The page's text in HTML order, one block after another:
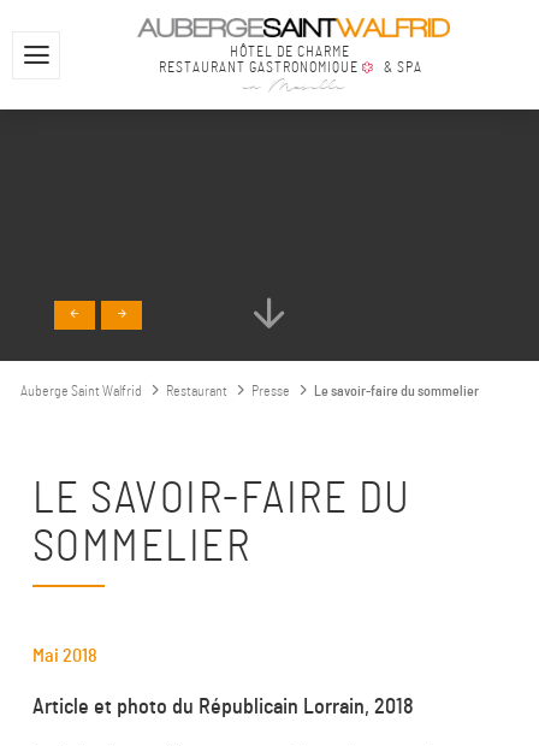
HÔTEL DE CHARME
RESTAURANT GASTRONOMIQUE
& SPA
en Moselle
Auberge Saint Walfrid Restaurant Presse Le savoir-faire du sommelier
LE SAVOIR-FAIRE DU
SOMMELIER
Mai 2018
Article et photo du Républicain Lorrain, 2018